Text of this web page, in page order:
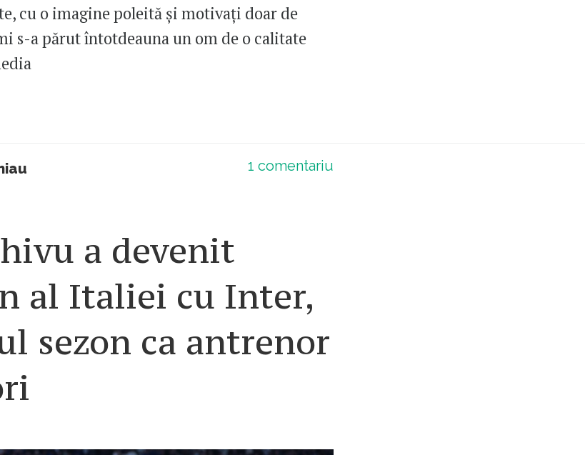
cu o imagine poleită și motivați doar de
s-a părut întotdeauna un om de o calitate
1 comentariu
a devenit
al Italiei cu Inter,
sezon ca antrenor